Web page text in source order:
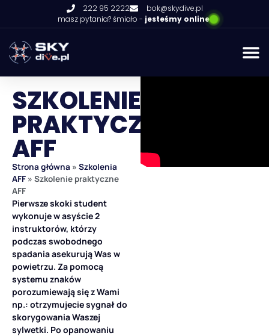
222 95 2222
bok@skydive.pl
masz pytania? śmiało - jesteśmy online
SZKOLENIE
PRAKTYCZNE
AFF
Strona główna » Szkolenia
AFF » Szkolenie praktyczne
AFF
Pierwsze skoki student
wykonuje w asyście 2
instruktorów, którzy
podczas swobodnego
spadania asekurują Was w
powietrzu. Za pomocą
systemu znaków
porozumiewają się z Wami
np.: otrzymujecie sygnał do
skorygowania Waszej
sylwetki. Po opanowaniu